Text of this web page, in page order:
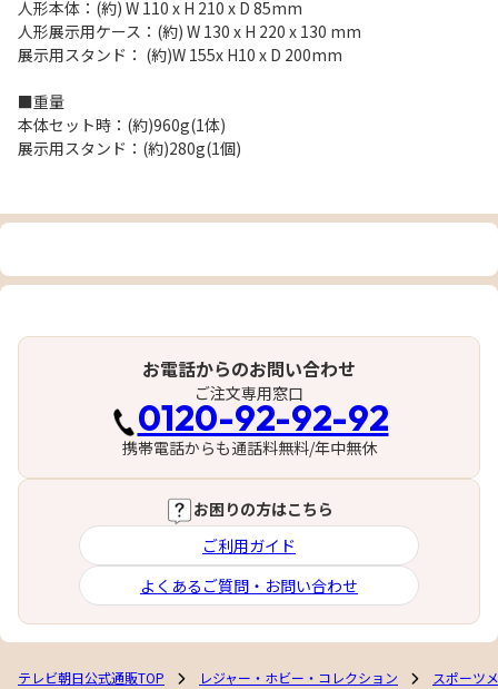
人形本体：(約) W 110 x H 210 x D 85mm
人形展示用ケース：(約) W 130 x H 220 x 130 mm
展示用スタンド： (約)W 155x H10 x D 200mm
■重量
本体セット時：(約)960g(1体)
展示用スタンド：(約)280g(1個)
お電話からのお問い合わせ
ご注文専用窓口
0120-92-92-92
携帯電話からも通話料無料/年中無休
お困りの方はこちら
ご利用ガイド
よくあるご質問・お問い合わせ
テレビ朝日公式通販TOP レジャー・ホビー・コレクション スポーツ